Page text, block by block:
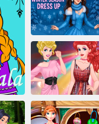
Vesti la
principessa per
la stagione
invernale